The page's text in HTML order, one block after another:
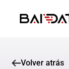
Volver atrás